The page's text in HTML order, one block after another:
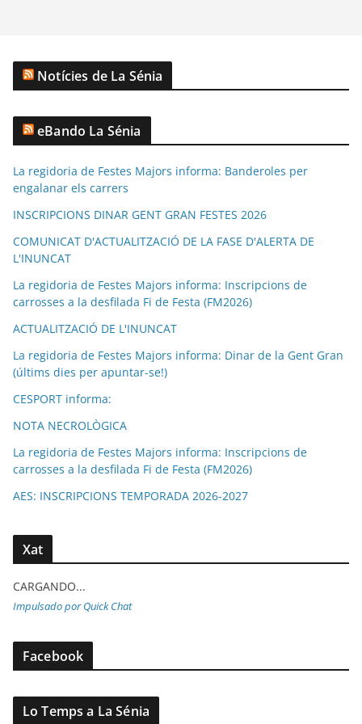
Notícies de La Sénia
eBando La Sénia
La regidoria de Festes Majors informa: Banderoles per
engalanar els carrers
INSCRIPCIONS DINAR GENT GRAN FESTES 2026
COMUNICAT D'ACTUALITZACIÓ DE LA FASE D'ALERTA DE
L'INUNCAT
La regidoria de Festes Majors informa: Inscripcions de
carrosses a la desfilada Fi de Festa (FM2026)
ACTUALITZACIÓ DE L'INUNCAT
La regidoria de Festes Majors informa: Dinar de la Gent Gran
(últims dies per apuntar-se!)
CESPORT informa:
NOTA NECROLÒGICA
La regidoria de Festes Majors informa: Inscripcions de
carrosses a la desfilada Fi de Festa (FM2026)
AES: INSCRIPCIONS TEMPORADA 2026-2027
Xat
CARGANDO...
Impulsado por Quick Chat
Facebook
Lo Temps a La Sénia